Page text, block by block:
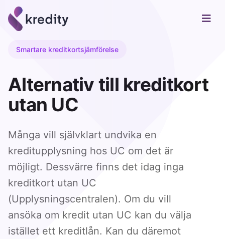
Smartare kreditkortsjämförelse
Alternativ till kreditkort
utan UC
Många vill självklart undvika en
kreditupplysning hos UC om det är
möjligt. Dessvärre finns det idag inga
kreditkort utan UC
(Upplysningscentralen). Om du vill
ansöka om kredit utan UC kan du välja
istället ett kreditlån. Kan du däremot